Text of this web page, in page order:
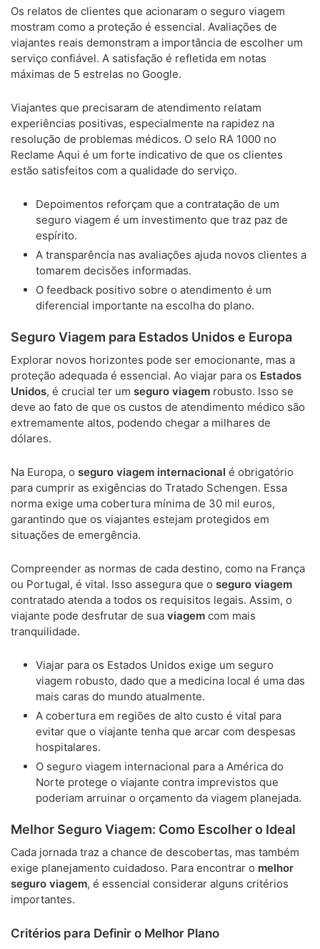
Os relatos de clientes que acionaram o seguro viagem
mostram como a proteção é essencial. Avaliações de
viajantes reais demonstram a importância de escolher um
serviço confiável. A satisfação é refletida em notas
máximas de 5 estrelas no Google.
Viajantes que precisaram de atendimento relatam
experiências positivas, especialmente na rapidez na
resolução de problemas médicos. O selo RA 1000 no
Reclame Aqui é um forte indicativo de que os clientes
estão satisfeitos com a qualidade do serviço.
Depoimentos reforçam que a contratação de um
seguro viagem é um investimento que traz paz de
espírito.
A transparência nas avaliações ajuda novos clientes a
tomarem decisões informadas.
O feedback positivo sobre o atendimento é um
diferencial importante na escolha do plano.
Seguro Viagem para Estados Unidos e Europa
Explorar novos horizontes pode ser emocionante, mas a
proteção adequada é essencial. Ao viajar para os Estados
Unidos, é crucial ter um seguro viagem robusto. Isso se
deve ao fato de que os custos de atendimento médico são
extremamente altos, podendo chegar a milhares de
dólares.
Na Europa, o seguro viagem internacional é obrigatório
para cumprir as exigências do Tratado Schengen. Essa
norma exige uma cobertura mínima de 30 mil euros,
garantindo que os viajantes estejam protegidos em
situações de emergência.
Compreender as normas de cada destino, como na França
ou Portugal, é vital. Isso assegura que o seguro viagem
contratado atenda a todos os requisitos legais. Assim, o
viajante pode desfrutar de sua viagem com mais
tranquilidade.
Viajar para os Estados Unidos exige um seguro
viagem robusto, dado que a medicina local é uma das
mais caras do mundo atualmente.
A cobertura em regiões de alto custo é vital para
evitar que o viajante tenha que arcar com despesas
hospitalares.
O seguro viagem internacional para a América do
Norte protege o viajante contra imprevistos que
poderiam arruinar o orçamento da viagem planejada.
Melhor Seguro Viagem: Como Escolher o Ideal
Cada jornada traz a chance de descobertas, mas também
exige planejamento cuidadoso. Para encontrar o melhor
seguro viagem, é essencial considerar alguns critérios
importantes.
Critérios para Definir o Melhor Plano